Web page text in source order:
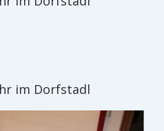
im Dorfstadl